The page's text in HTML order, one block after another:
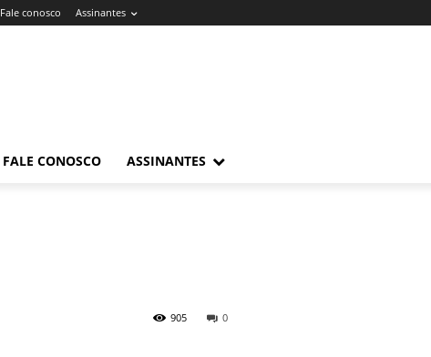
Fale conosco Assinantes
FALE CONOSCO ASSINANTES
0
905